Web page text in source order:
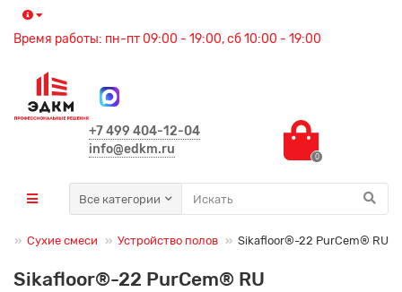
Время работы: пн-пт 09:00 - 19:00, сб 10:00 - 19:00
+7 499 404-12-04
info@edkm.ru
0
Все категории
Сухие смеси Устройство полов Sikafloor®-22 PurCem® RU
Sikafloor®-22 PurCem® RU